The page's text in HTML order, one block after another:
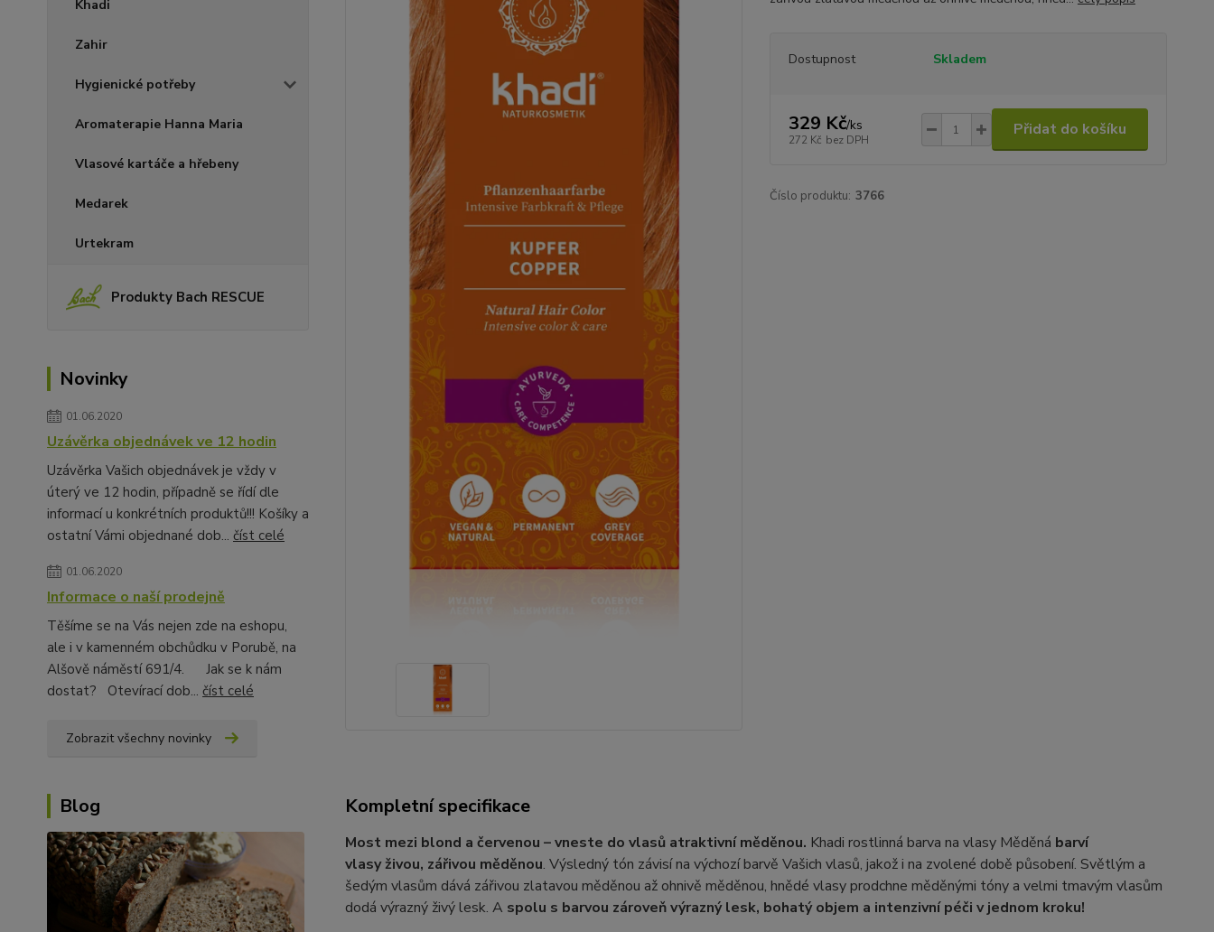
Khadi
Zahir
Hygienické potřeby
Aromaterapie Hanna Maria
Vlasové kartáče a hřebeny
Medarek
Urtekram
Produkty Bach RESCUE
Novinky
01.06.2020
Uzávěrka objednávek ve 12 hodin
Uzávěrka Vašich objednávek je vždy v
úterý ve 12 hodin, případně se řídí dle
informací u konkrétních produktů!!! Košíky a
ostatní Vámi objednané dob... číst celé
01.06.2020
Informace o naší prodejně
Těšíme se na Vás nejen zde na eshopu,
ale i v kamenném obchůdku v Porubě, na
Alšově náměstí 691/4. Jak se k nám
dostat? Otevírací dob... číst celé
Zobrazit všechny novinky
Blog
Dostupnost Skladem
329 Kč/ks
272 Kč bez DPH
Přidat do košíku
Číslo produktu: 3766
Kompletní specifikace
Most mezi blond a červenou – vneste do vlasů atraktivní měděnou. Khadi rostlinná barva na vlasy Měděná barví
vlasy živou, zářivou měděnou. Výsledný tón závisí na výchozí barvě Vašich vlasů, jakož i na zvolené době působení. Světlým a
šedým vlasům dává zářivou zlatavou měděnou až ohnivě měděnou, hnědé vlasy prodchne měděnými tóny a velmi tmavým vlasům
dodá výrazný živý lesk. A spolu s barvou zároveň výrazný lesk, bohatý objem a intenzivní péči v jednom kroku!